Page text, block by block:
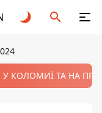
КОЛОМИЇ ТА НА